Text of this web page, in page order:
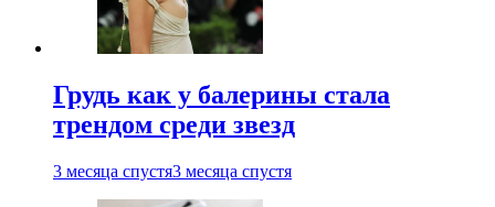
Грудь как у балерины стала
трендом среди звезд
3 месяца спустя3 месяца спустя